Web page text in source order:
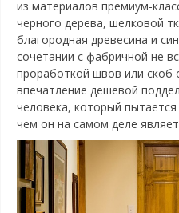
из материалов премиум-
черного дерева, шелковой
благородная древесина и
сочетании с фабричной не
проработкой швов или скоб
впечатление дешевой
человека, который
чем он на самом деле